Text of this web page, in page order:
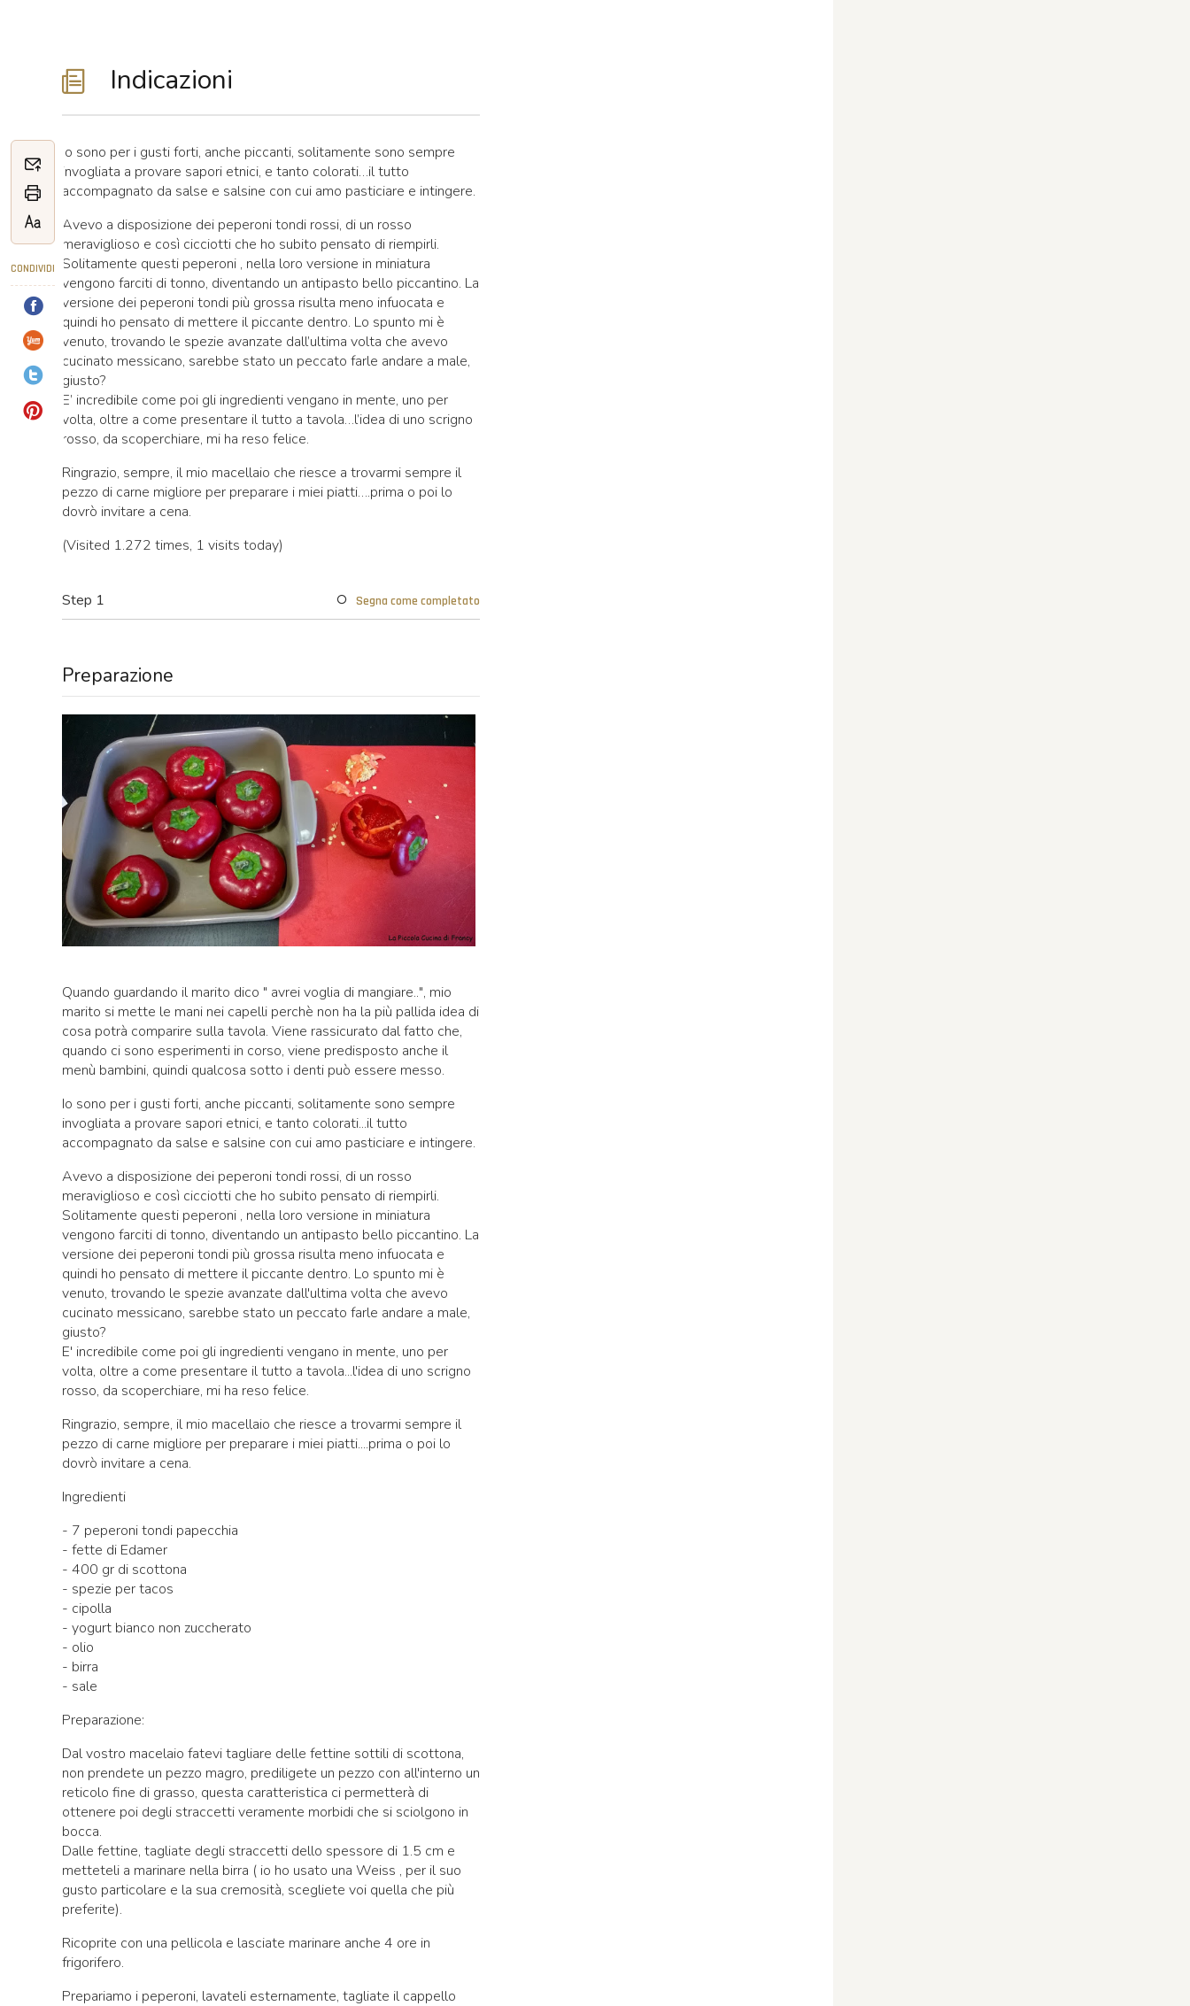
Indicazioni
CONDIVIDI
Io sono per i gusti forti, anche piccanti, solitamente sono sempre
invogliata a provare sapori etnici, e tanto colorati…il tutto
accompagnato da salse e salsine con cui amo pasticiare e intingere.
Avevo a disposizione dei peperoni tondi rossi, di un rosso
meraviglioso e così cicciotti che ho subito pensato di riempirli.
Solitamente questi peperoni , nella loro versione in miniatura
vengono farciti di tonno, diventando un antipasto bello piccantino. La
versione dei peperoni tondi più grossa risulta meno infuocata e
quindi ho pensato di mettere il piccante dentro. Lo spunto mi è
venuto, trovando le spezie avanzate dall’ultima volta che avevo
cucinato messicano, sarebbe stato un peccato farle andare a male,
giusto?
E’ incredibile come poi gli ingredienti vengano in mente, uno per
volta, oltre a come presentare il tutto a tavola…l’idea di uno scrigno
rosso, da scoperchiare, mi ha reso felice.
Ringrazio, sempre, il mio macellaio che riesce a trovarmi sempre il
pezzo di carne migliore per preparare i miei piatti….prima o poi lo
dovrò invitare a cena.
(Visited 1.272 times, 1 visits today)
Step 1 Segna come completato
Preparazione
Quando guardando il marito dico " avrei voglia di mangiare..", mio
marito si mette le mani nei capelli perchè non ha la più pallida idea di
cosa potrà comparire sulla tavola. Viene rassicurato dal fatto che,
quando ci sono esperimenti in corso, viene predisposto anche il
menù bambini, quindi qualcosa sotto i denti può essere messo.
Io sono per i gusti forti, anche piccanti, solitamente sono sempre
invogliata a provare sapori etnici, e tanto colorati...il tutto
accompagnato da salse e salsine con cui amo pasticiare e intingere.
Avevo a disposizione dei peperoni tondi rossi, di un rosso
meraviglioso e così cicciotti che ho subito pensato di riempirli.
Solitamente questi peperoni , nella loro versione in miniatura
vengono farciti di tonno, diventando un antipasto bello piccantino. La
versione dei peperoni tondi più grossa risulta meno infuocata e
quindi ho pensato di mettere il piccante dentro. Lo spunto mi è
venuto, trovando le spezie avanzate dall'ultima volta che avevo
cucinato messicano, sarebbe stato un peccato farle andare a male,
giusto?
E' incredibile come poi gli ingredienti vengano in mente, uno per
volta, oltre a come presentare il tutto a tavola...l'idea di uno scrigno
rosso, da scoperchiare, mi ha reso felice.
Ringrazio, sempre, il mio macellaio che riesce a trovarmi sempre il
pezzo di carne migliore per preparare i miei piatti....prima o poi lo
dovrò invitare a cena.
Ingredienti
- 7 peperoni tondi papecchia
- fette di Edamer
- 400 gr di scottona
- spezie per tacos
- cipolla
- yogurt bianco non zuccherato
- olio
- birra
- sale
Preparazione:
Dal vostro macelaio fatevi tagliare delle fettine sottili di scottona,
non prendete un pezzo magro, prediligete un pezzo con all'interno un
reticolo fine di grasso, questa caratteristica ci permetterà di
ottenere poi degli straccetti veramente morbidi che si sciolgono in
bocca.
Dalle fettine, tagliate degli straccetti dello spessore di 1.5 cm e
metteteli a marinare nella birra ( io ho usato una Weiss , per il suo
gusto particolare e la sua cremosità, scegliete voi quella che più
preferite).
Ricoprite con una pellicola e lasciate marinare anche 4 ore in
frigorifero.
Prepariamo i peperoni, lavateli esternamente, tagliate il cappello